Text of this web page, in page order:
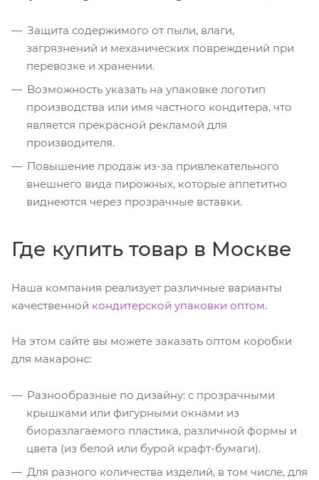
Защита содержимого от пыли, влаги,
загрязнений и механических повреждений при
перевозке и хранении.
Возможность указать на упаковке логотип
производства или имя частного кондитера, что
является прекрасной рекламой для
производителя.
Повышение продаж из-за привлекательного
внешнего вида пирожных, которые аппетитно
виднеются через прозрачные вставки.
Где купить товар в Москве
Наша компания реализует различные варианты
качественной кондитерской упаковки оптом.
На этом сайте вы можете заказать оптом коробки
для макаронс:
Разнообразные по дизайну: с прозрачными
крышками или фигурными окнами из
биоразлагаемого пластика, различной формы и
цвета (из белой или бурой крафт-бумаги).
Для разного количества изделий, в том числе, для